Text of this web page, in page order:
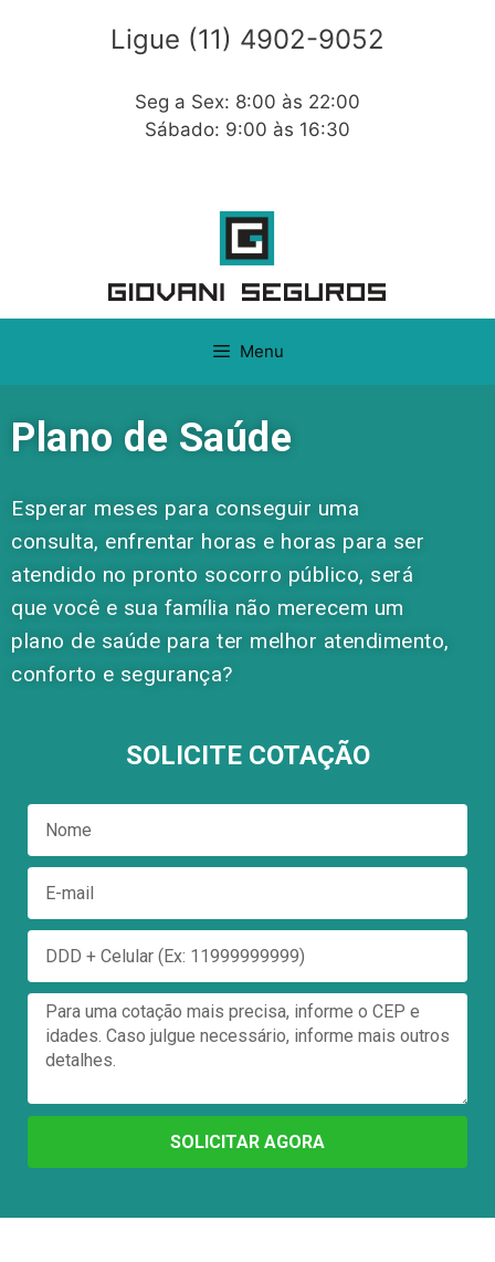
Ligue (11) 4902-9052
Seg a Sex: 8:00 às 22:00
Sábado: 9:00 às 16:30
Menu
Plano de Saúde
Esperar meses para conseguir uma
consulta, enfrentar horas e horas para ser
atendido no pronto socorro público, será
que você e sua família não merecem um
plano de saúde para ter melhor atendimento,
conforto e segurança?
SOLICITE COTAÇÃO
SOLICITAR AGORA